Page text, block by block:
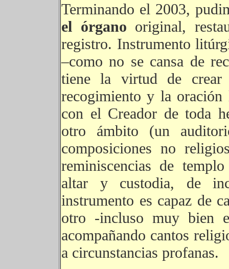
Terminando el 2003,
el órgano original,
registro. Instrumento
–como no se cansa de
tiene la virtud de crear
recogimiento y la oración
con el Creador de toda
otro ámbito (un
composiciones no
reminiscencias de
altar y custodia, de
instrumento es capaz de
otro -incluso muy bien
acompañando cantos
a circunstancias profanas.